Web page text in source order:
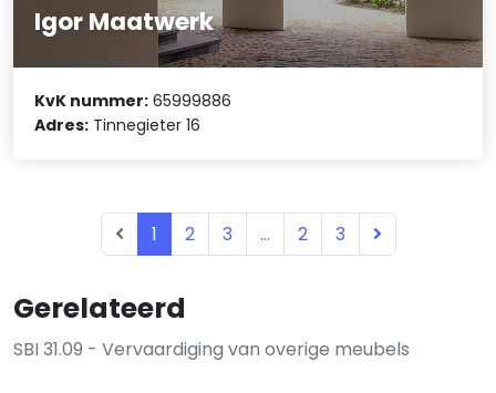
Gerelateerd
SBI 31.09 - Vervaardiging van overige meubels
Igor Maatwerk
KvK nummer: 65999886
Adres: Tinnegieter 16
1 2 3 ... 2 3